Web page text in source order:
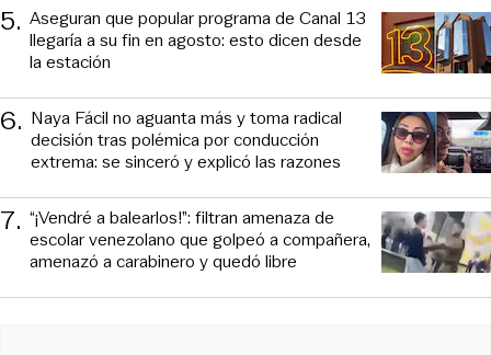
5. Aseguran que popular programa de Canal 13
llegaría a su fin en agosto: esto dicen desde
la estación
6. Naya Fácil no aguanta más y toma radical
decisión tras polémica por conducción
extrema: se sinceró y explicó las razones
7. “¡Vendré a balearlos!”: filtran amenaza de
escolar venezolano que golpeó a compañera,
amenazó a carabinero y quedó libre